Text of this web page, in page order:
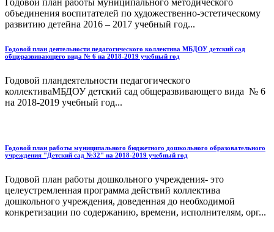
объединения воспитателей по художественно-эстетическому
развитию детейна 2016 – 2017 учебный год...
Годовой план деятельности педагогического коллектива МБДОУ детский сад
общеразвивающего вида № 6 на 2018-2019 учебный год
Годовой пландеятельности педагогического
коллективаМБДОУ детский сад общеразвивающего вида № 6
на 2018-2019 учебный год...
Годовой план работы муниципального бюджетного дошкольного образовательного
учреждения "Детский сад №32" на 2018-2019 учебный год
Годовой план работы дошкольного учреждения- это
целеустремленная программа действий коллектива
дошкольного учреждения, доведенная до необходимой
конкретизации по содержанию, времени, исполнителям, орг...